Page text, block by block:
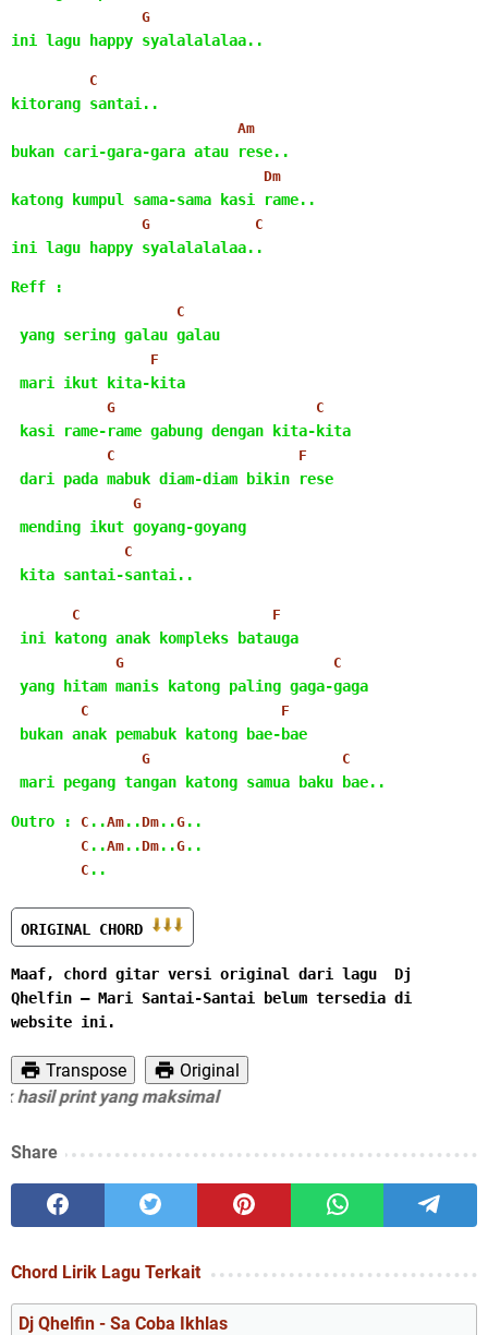
G
ini lagu happy syalalalalaa..
C
kitorang santai..
Am
bukan cari-gara-gara atau rese..
Dm
katong kumpul sama-sama kasi rame..
G C
ini lagu happy syalalalalaa..
Reff :
C
yang sering galau galau
F
mari ikut kita-kita
G C
kasi rame-rame gabung dengan kita-kita
C F
dari pada mabuk diam-diam bikin rese
G
mending ikut goyang-goyang
C
kita santai-santai..
C F
ini katong anak kompleks batauga
G C
yang hitam manis katong paling gaga-gaga
C F
bukan anak pemabuk katong bae-bae
G C
mari pegang tangan katong samua baku bae..
Outro : C ..Am ..Dm ..G ..
C ..Am ..Dm ..G ..
C ..
ORIGINAL CHORD
Maaf, chord gitar versi original dari lagu  Dj
Qhelfin – Mari Santai-Santai belum tersedia di
website ini.
Transpose
Original
print yang maksimal
Share
Chord Lirik Lagu Terkait
Dj Qhelfin - Sa Coba Ikhlas